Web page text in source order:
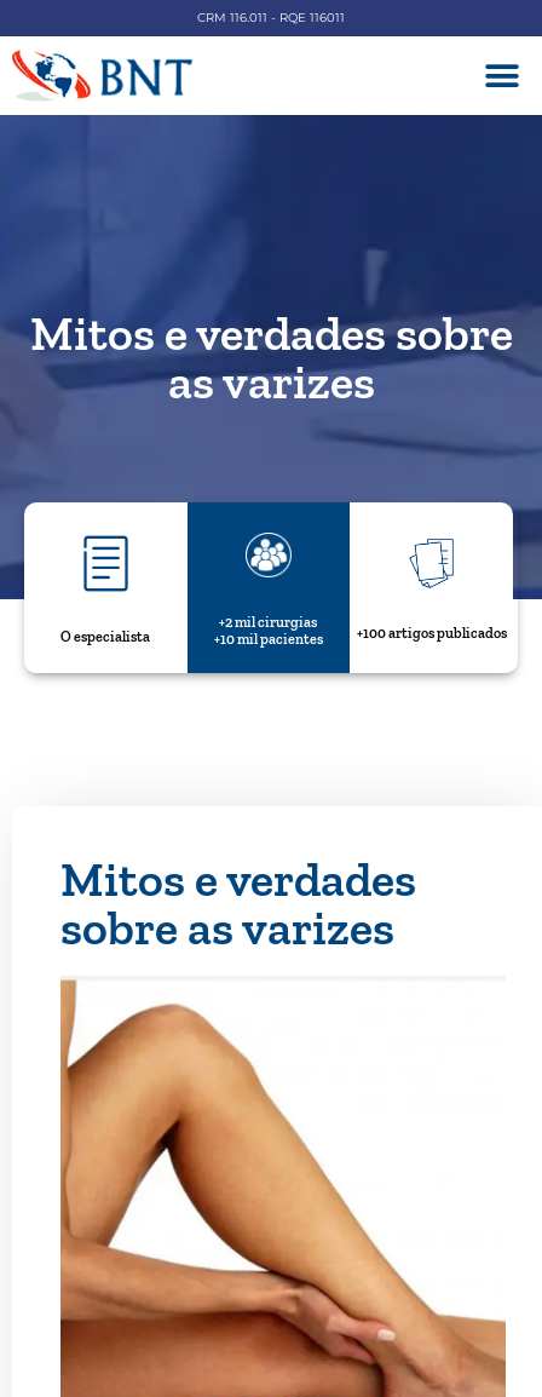
CRM 116.011 - RQE 116011
Mitos e verdades sobre
as varizes
O especialista
+2 mil cirurgias
+10 mil pacientes
+100 artigos publicados
Mitos e verdades
sobre as varizes